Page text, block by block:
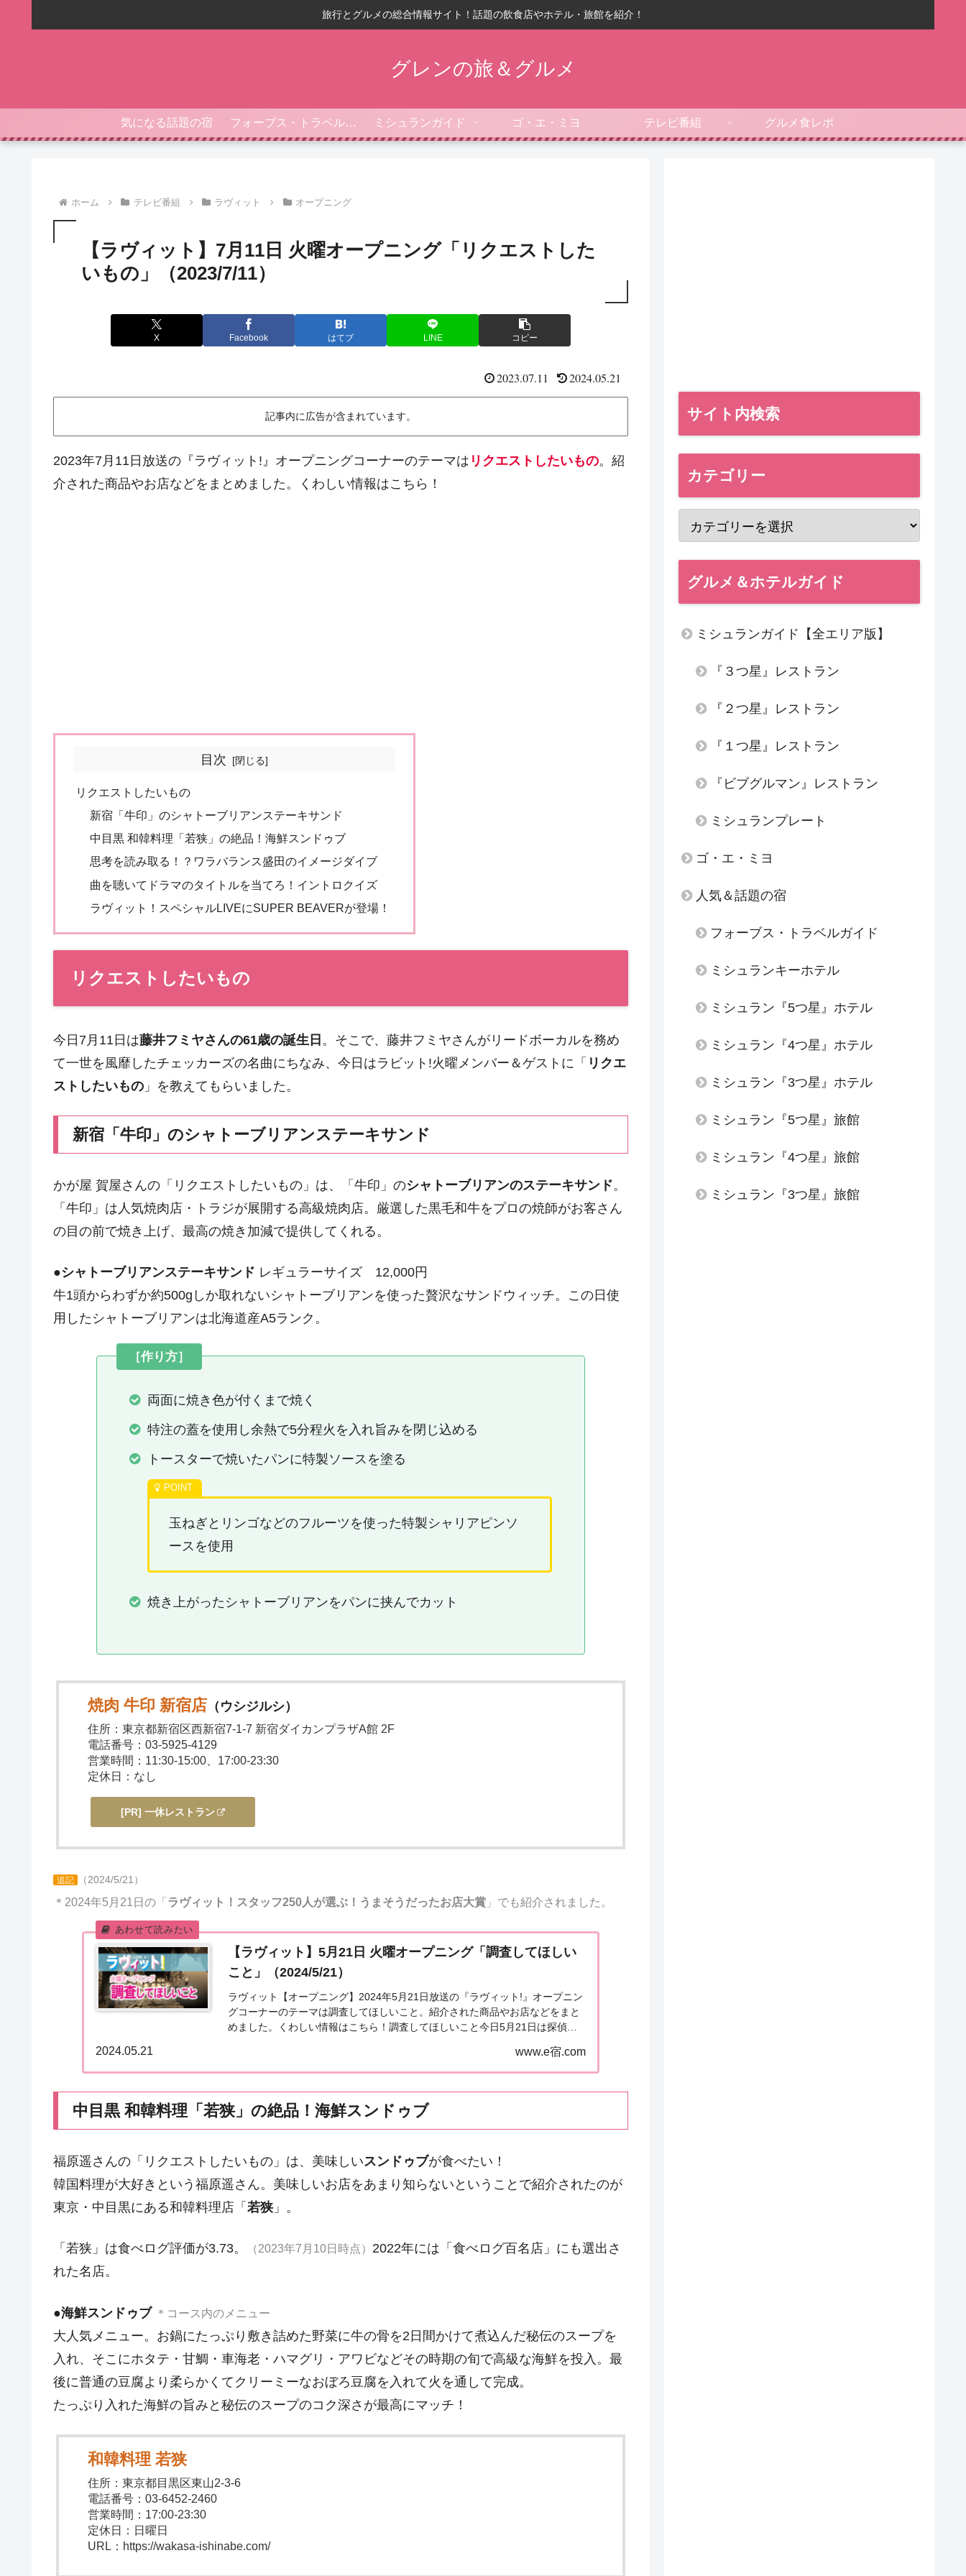
旅行とグルメの総合情報サイト！話題の飲食店やホテル・旅館を紹介！
グレンの旅＆グルメ
気になる話題の宿 フォーブス・トラベルガイド ミシュランガイド ゴ・エ・ミヨ テレビ番組 グルメ食レポ
ホーム テレビ番組 ラヴィット オープニング
【ラヴィット】7月11日 火曜オープニング「リクエストした
いもの」（2023/7/11）
X Facebook はてブ LINE コピー
2023.07.11 2024.05.21
記事内に広告が含まれています。
2023年7月11日放送の『ラヴィット!』オープニングコーナーのテーマは リクエストしたいもの。紹
介された商品やお店などをまとめました。くわしい情報はこちら！
目次
リクエストしたいもの
新宿「牛印」のシャトーブリアンステーキサンド
中目黒 和韓料理「若狭」の絶品！海鮮スンドゥブ
思考を読み取る！？ワラバランス盛田のイメージダイブ
曲を聴いてドラマのタイトルを当てろ！イントロクイズ
ラヴィット！スペシャルLIVEにSUPER BEAVERが登場！
リクエストしたいもの
今日7月11日は藤井フミヤさんの61歳の誕生日 。そこで、藤井フミヤさんがリードボーカルを務め
て一世を風靡したチェッカーズの名曲にちなみ、今日はラビット!火曜メンバー＆ゲストに「 リクエ
ストしたいもの 」を教えてもらいました。
新宿「牛印」のシャトーブリアンステーキサンド
かが屋 賀屋さんの「リクエストしたいもの」は、「牛印」のシャトーブリアンのステーキサンド。
「牛印」は人気焼肉店・トラジが展開する高級焼肉店。厳選した黒毛和牛をプロの焼師がお客さん
の目の前で焼き上げ、最高の焼き加減で提供してくれる。
●シャトーブリアンステーキサンド レギュラーサイズ 12,000円
牛1頭からわずか約500gしか取れないシャトーブリアンを使った贅沢なサンドウィッチ。この日使
用したシャトーブリアンは北海道産A5ランク。
［作り方］
両面に焼き色が付くまで焼く
特注の蓋を使用し余熱で5分程火を入れ旨みを閉じ込める
トースターで焼いたパンに特製ソースを塗る
玉ねぎとリンゴなどのフルーツを使った特製シャリアピンソ
ースを使用
焼き上がったシャトーブリアンをパンに挟んでカット
焼肉 牛印 新宿店 （ウシジルシ）
住所：東京都新宿区西新宿7-1-7 新宿ダイカンプラザA館 2F
電話番号：03-5925-4129
営業時間：11:30-15:00、17:00-23:30
定休日：なし
[PR] 一休レストラン
追記 （2024/5/21）
＊2024年5月21日の「 ラヴィット！スタッフ250人が選ぶ！うまそうだったお店大賞 」でも紹介されました。
【ラヴィット】5月21日 火曜オープニング「調査してほしい
こと」（2024/5/21）
ラヴィット【オープニング】2024年5月21日放送の『ラヴィット!』オープニン
グコーナーのテーマは調査してほしいこと。紹介された商品やお店などをまと
めました。くわしい情報はこちら！調査してほしいこと今日5月21日は探偵の
www.e宿.com
2024.05.21
中目黒 和韓料理「若狭」の絶品！海鮮スンドゥブ
福原遥さんの「リクエストしたいもの」は、美味しいスンドゥブが食べたい！
韓国料理が大好きという福原遥さん。美味しいお店をあまり知らないということで紹介されたのが
東京・中目黒にある和韓料理店「 若狭」。
「若狭」は食べログ評価が3.73。 （2023年7月10日時点） 2022年には「食べログ百名店」にも選出さ
れた名店。
●海鮮スンドゥブ ＊コース内のメニュー
大人気メニュー。お鍋にたっぷり敷き詰めた野菜に牛の骨を2日間かけて煮込んだ秘伝のスープを
入れ、そこにホタテ・甘鯛・車海老・ハマグリ・アワビなどその時期の旬で高級な海鮮を投入。最
後に普通の豆腐より柔らかくてクリーミーなおぼろ豆腐を入れて火を通して完成。
たっぷり入れた海鮮の旨みと秘伝のスープのコク深さが最高にマッチ！
和韓料理 若狭
住所：東京都目黒区東山2-3-6
電話番号：03-6452-2460
営業時間：17:00-23:30
定休日：日曜日
URL：https://wakasa-ishinabe.com/
サイト内検索
カテゴリー
グルメ＆ホテルガイド
ミシュランガイド【全エリア版】
『３つ星』レストラン
『２つ星』レストラン
『１つ星』レストラン
『ビブグルマン』レストラン
ミシュランプレート
ゴ・エ・ミヨ
人気＆話題の宿
フォーブス・トラベルガイド
ミシュランキーホテル
ミシュラン『5つ星』ホテル
ミシュラン『4つ星』ホテル
ミシュラン『3つ星』ホテル
ミシュラン『5つ星』旅館
ミシュラン『4つ星』旅館
ミシュラン『3つ星』旅館